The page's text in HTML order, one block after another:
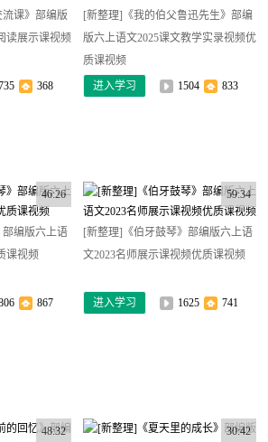
课》部编版
读展示课视频
368
[新整理]《我的伯父鲁迅先生》部编
版六上语文2025课文教学实录视频优
质课视频
进入学习
1504 833
46:26
编版六上语
课视频
867
59:34
[新整理]《伯牙鼓琴》部编版六上语
文2023名师展示课视频优质课视频
进入学习 1625 741
48:32 30:42